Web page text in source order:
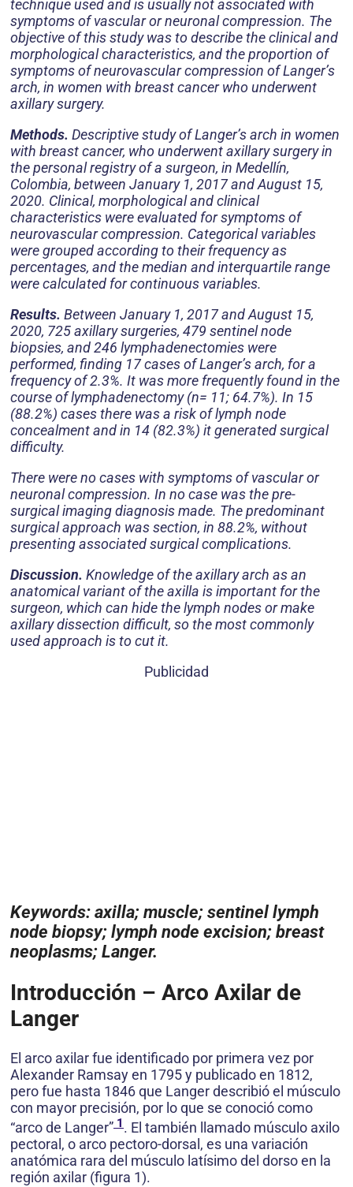
technique used and is usually not associated with
symptoms of vascular or neuronal compression. The
objective of this study was to describe the clinical and
morphological characteristics, and the proportion of
symptoms of neurovascular compression of Langer’s
arch, in women with breast cancer who underwent
axillary surgery.
Methods. Descriptive study of Langer’s arch in women
with breast cancer, who underwent axillary surgery in
the personal registry of a surgeon, in Medellín,
Colombia, between January 1, 2017 and August 15,
2020. Clinical, morphological and clinical
characteristics were evaluated for symptoms of
neurovascular compression. Categorical variables
were grouped according to their frequency as
percentages, and the median and interquartile range
were calculated for continuous variables.
Results. Between January 1, 2017 and August 15,
2020, 725 axillary surgeries, 479 sentinel node
biopsies, and 246 lymphadenectomies were
performed, finding 17 cases of Langer’s arch, for a
frequency of 2.3%. It was more frequently found in the
course of lymphadenectomy (n= 11; 64.7%). In 15
(88.2%) cases there was a risk of lymph node
concealment and in 14 (82.3%) it generated surgical
difficulty.
There were no cases with symptoms of vascular or
neuronal compression. In no case was the pre-
surgical imaging diagnosis made. The predominant
surgical approach was section, in 88.2%, without
presenting associated surgical complications.
Discussion. Knowledge of the axillary arch as an
anatomical variant of the axilla is important for the
surgeon, which can hide the lymph nodes or make
axillary dissection difficult, so the most commonly
used approach is to cut it.
Publicidad
Keywords: axilla; muscle; sentinel lymph
node biopsy; lymph node excision; breast
neoplasms; Langer.
Introducción – Arco Axilar de
Langer
El arco axilar fue identificado por primera vez por
Alexander Ramsay en 1795 y publicado en 1812,
pero fue hasta 1846 que Langer describió el músculo
con mayor precisión, por lo que se conoció como
“arco de Langer” 1 . El también llamado músculo axilo
pectoral, o arco pectoro-dorsal, es una variación
anatómica rara del músculo latísimo del dorso en la
región axilar (figura 1).